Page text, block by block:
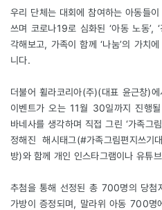
우리 단체는 대회에 참여하는 아동들
쓰며 코로나19로 심화된 ‘아동 노동’,
각해보고, 가족이 함께 ‘나눔’의 가치
니다.
더불어 휠라코리아(주)(대표 윤근창)
이벤트가 오는 11월 30일까지 진행
바네사를 생각하며 직접 그린 ‘가족그
정해진 해시태그(#가족그림편지쓰
방)와 함께 개인 인스타그램이나 유튜
추첨을 통해 선정된 총 700명의 당첨
가방이 증정되며, 말라위 아동 700명